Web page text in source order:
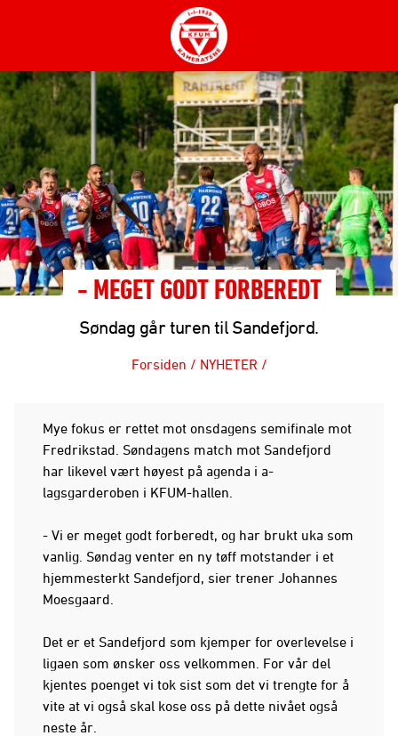
- MEGET GODT FORBEREDT
Søndag går turen til Sandefjord.
Forsiden / NYHETER /
Mye fokus er rettet mot onsdagens semifinale mot
Fredrikstad. Søndagens match mot Sandefjord
har likevel vært høyest på agenda i a-
lagsgarderoben i KFUM-hallen.
- Vi er meget godt forberedt, og har brukt uka som
vanlig. Søndag venter en ny tøff motstander i et
hjemmesterkt Sandefjord, sier trener Johannes
Moesgaard.
Det er et Sandefjord som kjemper for overlevelse i
ligaen som ønsker oss velkommen. For vår del
kjentes poenget vi tok sist som det vi trengte for å
vite at vi også skal kose oss på dette nivået også
neste år.